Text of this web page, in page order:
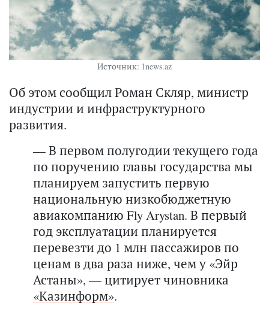
Источник: 1news.az
Об этом сообщил Роман Скляр, министр
индустрии и инфраструктурного
развития.
— В первом полугодии текущего года
по поручению главы государства мы
планируем запустить первую
национальную низкобюджетную
авиакомпанию Fly Arystan. В первый
год эксплуатации планируется
перевезти до 1 млн пассажиров по
ценам в два раза ниже, чем у «Эйр
Астаны», — цитирует чиновника
«Казинформ».